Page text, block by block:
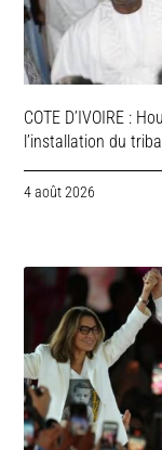
COTE D’IVOIRE :
l’installation du
4 août 2026